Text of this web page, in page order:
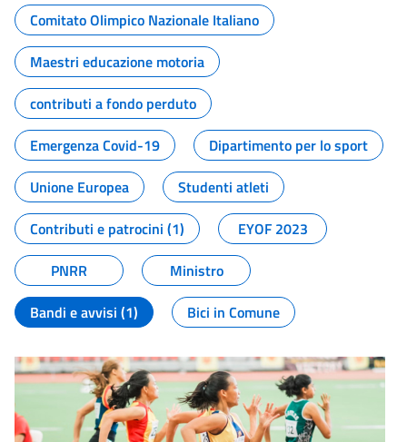
Comitato Olimpico Nazionale Italiano
Maestri educazione motoria
contributi a fondo perduto
Emergenza Covid-19
Dipartimento per lo sport
Unione Europea
Studenti atleti
Contributi e patrocini (1)
EYOF 2023
PNRR
Ministro
Bandi e avvisi (1)
Bici in Comune